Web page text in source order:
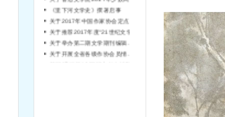
《里下河文学史》撰著启事